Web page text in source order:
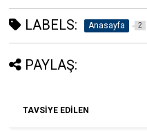
LABELS: Anasayfa 2
PAYLAŞ:
TAVSİYE EDİLEN